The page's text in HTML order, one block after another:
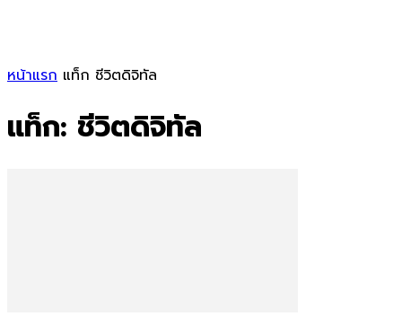
หน้าแรก แท็ก ชีวิตดิจิทัล
แท็ก: ชีวิตดิจิทัล